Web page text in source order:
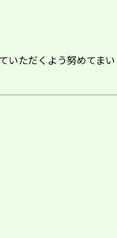
ただくよう努めてまい